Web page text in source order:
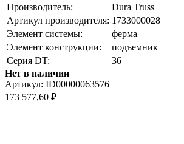
Производитель:
Dura Truss
Артикул производителя: 1733000028
Элемент системы:
ферма
Элемент конструкции:
подъемник
Серия DT:
36
Нет в наличии
Артикул: ID00000063576
173 577,60 ₽